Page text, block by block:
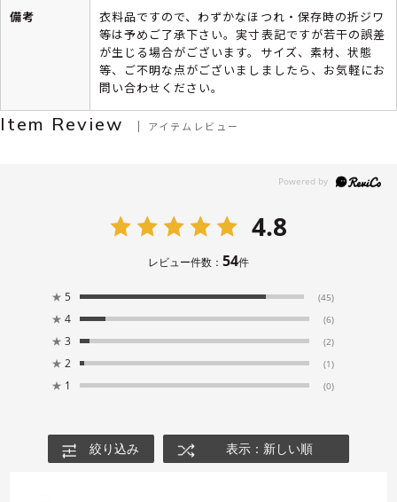
備考
衣料品ですので、わずかなほつれ・保存時の折ジワ
等は予めご了承下さい。実寸表記ですが若干の誤差
が生じる場合がございます。サイズ、素材、状態
等、ご不明な点がございましましたら、お気軽にお
問い合わせください。
Item Review アイテムレビュー
4.8
レビュー件数： 54件
★ 5 (45)
★ 4 (6)
★ 3 (2)
★ 2 (1)
★ 1 (0)
絞り込み 表示：新しい順